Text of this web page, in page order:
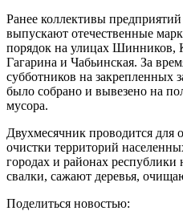
Ранее коллективы
выпускают отечественные
порядок на улицах Шинников,
Гагарина и Чабьинская. За
субботников на закрепленных
было собрано и вывезено на
мусора.
Двухмесячник проводится для
очистки территорий
городах и районах
свалки, сажают деревья,
Поделиться новостью: